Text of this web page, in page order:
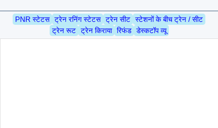
PNR स्टेटस ट्रेन रनिंग स्टेटस ट्रेन सीट स्टेशनों के बीच ट्रेन / सीट
ट्रेन रूट ट्रेन किराया रिफंड डेस्कटॉप व्यू